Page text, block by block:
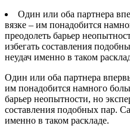
Один или оба партнера
вязке – им понадобится
преодолеть барьер
избегать составления
неудач именно в таком
Один или оба партнера
им понадобится намного
барьер неопытности, но
составления подобных пар.
именно в таком раскладе.